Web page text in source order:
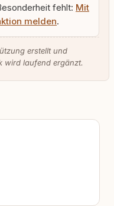
fehlt: Mit
melden.
erstellt und
wird laufend ergänzt.